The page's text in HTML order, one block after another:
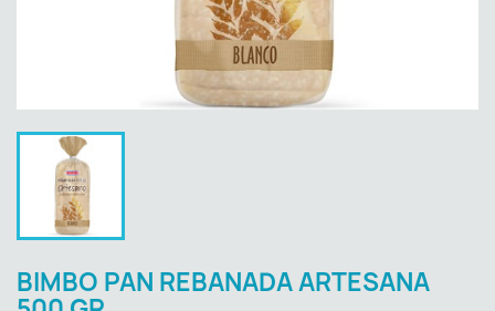
BIMBO PAN REBANADA ARTESANA